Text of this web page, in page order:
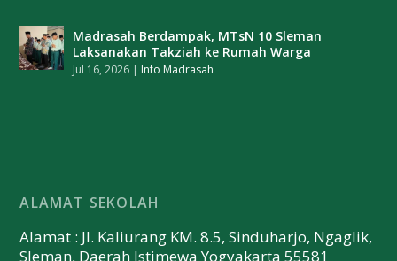
Madrasah Berdampak, MTsN 10 Sleman
Laksanakan Takziah ke Rumah Warga
Jul 16, 2026 | Info Madrasah
ALAMAT SEKOLAH
Alamat : Jl. Kaliurang KM. 8.5, Sinduharjo, Ngaglik,
Sleman, Daerah Istimewa Yogyakarta 55581